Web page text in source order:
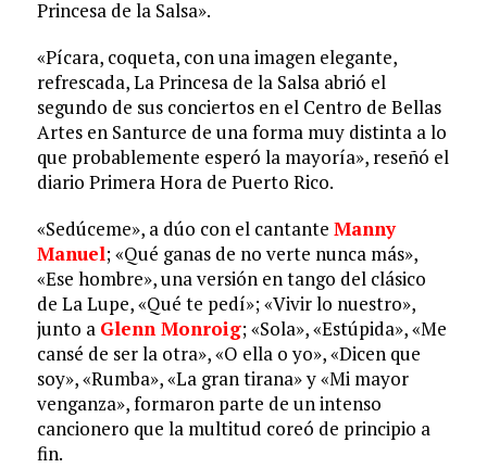
Princesa de la Salsa».
«Pícara, coqueta, con una imagen elegante,
refrescada, La Princesa de la Salsa abrió el
segundo de sus conciertos en el Centro de Bellas
Artes en Santurce de una forma muy distinta a lo
que probablemente esperó la mayoría», reseñó el
diario Primera Hora de Puerto Rico.
«Sedúceme», a dúo con el cantante Manny
Manuel; «Qué ganas de no verte nunca más»,
«Ese hombre», una versión en tango del clásico
de La Lupe, «Qué te pedí»; «Vivir lo nuestro»,
junto a Glenn Monroig; «Sola», «Estúpida», «Me
cansé de ser la otra», «O ella o yo», «Dicen que
soy», «Rumba», «La gran tirana» y «Mi mayor
venganza», formaron parte de un intenso
cancionero que la multitud coreó de principio a
fin.